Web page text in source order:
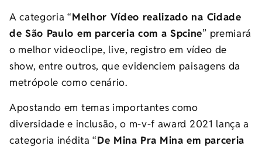
A categoria “Melhor Vídeo realizado na Cidade
de São Paulo em parceria com a Spcine” premiará
o melhor videoclipe, live, registro em vídeo de
show, entre outros, que evidenciem paisagens da
metrópole como cenário.
Apostando em temas importantes como
diversidade e inclusão, o m-v-f award 2021 lança a
categoria inédita “De Mina Pra Mina em parceria